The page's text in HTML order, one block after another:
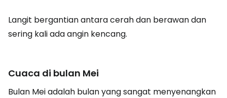
Langit bergantian antara cerah dan berawan dan
sering kali ada angin kencang.
Cuaca di bulan Mei
Bulan Mei adalah bulan yang sangat menyenangkan